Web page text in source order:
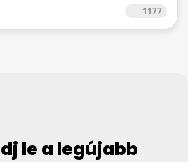
1177
le a legújabb